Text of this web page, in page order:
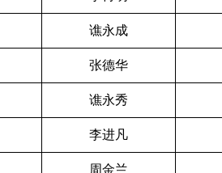
谯永成
张德华
谯永秀
李进凡
周金兰